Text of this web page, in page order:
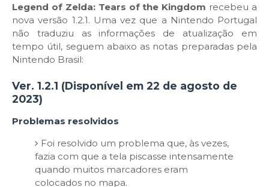
Legend of Zelda: Tears of the Kingdom recebeu a
nova versão 1.2.1. Uma vez que a Nintendo Portugal
não traduziu as informações de atualização em
tempo útil, seguem abaixo as notas preparadas pela
Nintendo Brasil:
Ver. 1.2.1 (Disponível em 22 de agosto de
2023)
Problemas resolvidos
Foi resolvido um problema que, às vezes,
fazia com que a tela piscasse intensamente
quando muitos marcadores eram
colocados no mapa.